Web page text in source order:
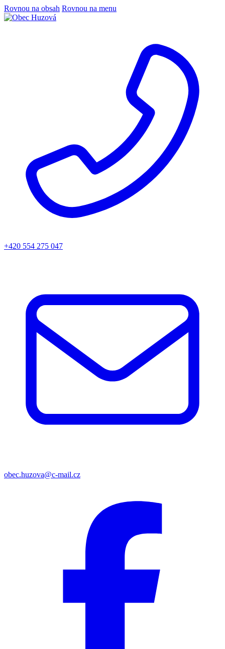
Rovnou na obsah Rovnou na menu
+420 554 275 047
obec.huzova@c-mail.cz